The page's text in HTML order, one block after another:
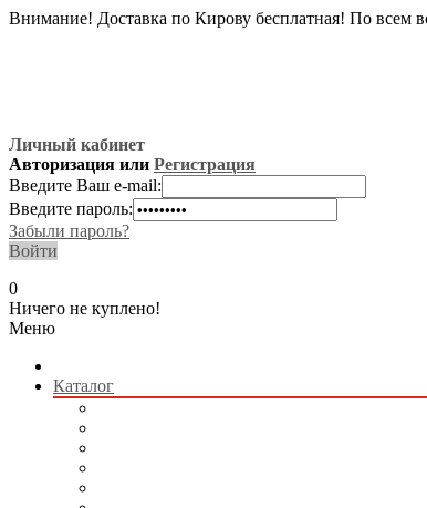
Внимание! Доставка по Кирову бесплатная! По всем
Личный кабинет
Авторизация или Регистрация
Введите Ваш e-mail:
Введите пароль:
Забыли пароль?
Войти
0
Ничего не куплено!
Меню
Каталог